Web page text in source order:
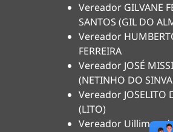
Vereador GILVANE
SANTOS (GIL DO
Vereador
FERREIRA
Vereador JOSÉ
(NETINHO DO
Vereador JOSELITO
(LITO)
Vereador Uilliman